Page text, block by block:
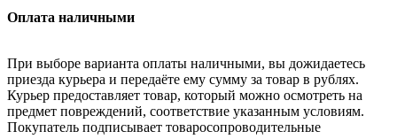
Оплата наличными
При выборе варианта оплаты наличными, вы дожидаетесь
приезда курьера и передаёте ему сумму за товар в рублях.
Курьер предоставляет товар, который можно осмотреть на
предмет повреждений, соответствие указанным условиям.
Покупатель подписывает товаросопроводительные